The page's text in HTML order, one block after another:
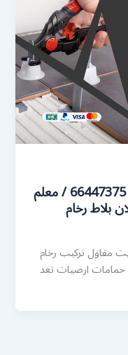
فني تركيب سيراميك العمرية / 66447375 / معلم
بلاط رخام
مقاول تركيب رخام
حمامات ارضيات تعد